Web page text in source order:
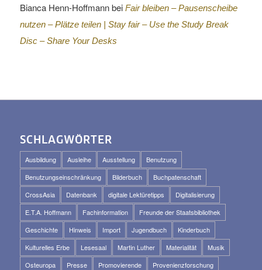
Bianca Henn-Hoffmannbei Fair bleiben – Pausenscheibe
nutzen – Plätze teilen | Stay fair – Use the Study Break
Disc – Share Your Desks
SCHLAGWÖRTER
Ausbildung Ausleihe Ausstellung
Benutzung
Benutzungseinschränkung
Bilderbuch
Buchpatenschaft
CrossAsia
Datenbank digitale Lektüretipps
Digitalisierung
E.T.A. Hoffmann
Fachinformation
Freunde der Staatsbibliothek
Geschichte
Hinweis Import Jugendbuch
Kinderbuch
Kulturelles Erbe
Lesesaal Martin Luther Materialität
Musik
Osteuropa
Presse Promovierende
Provenienzforschung